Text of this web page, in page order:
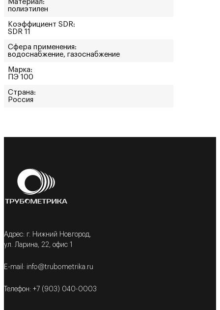
Материал:
полиэтилен
Коэффициент SDR:
SDR 11
Сфера применения:
водоснабжение, газоснабжение
Марка:
ПЭ 100
Страна:
Россия
Адрес: г. Нижний Новгород,
ул. Ларина, 22, офис 1
E-mail: info@trubometrika.ru
Телефон: +7 (903) 040-0003